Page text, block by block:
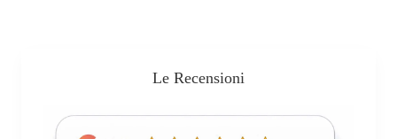
Le Recensioni